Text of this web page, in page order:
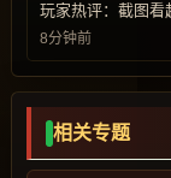
玩家热评：截图看
8分钟前
相关专题